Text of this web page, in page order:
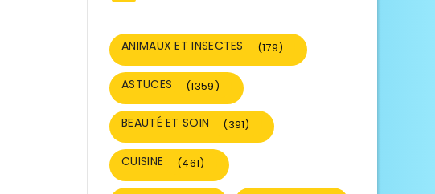
ANIMAUX ET INSECTES (179)
ASTUCES (1359)
BEAUTÉ ET SOIN (391)
CUISINE (461)